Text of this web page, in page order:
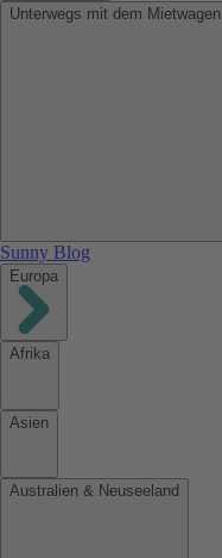
Unterwegs mit dem Mietwagen
Sunny Blog
Europa
Afrika
Asien
Australien & Neuseeland